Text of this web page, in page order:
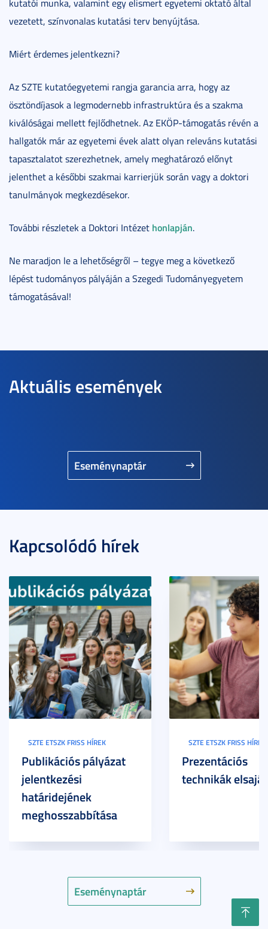
kutatói munka, valamint egy elismert egyetemi oktató által
vezetett, színvonalas kutatási terv benyújtása.
Miért érdemes jelentkezni?
Az SZTE kutatóegyetemi rangja garancia arra, hogy az
ösztöndíjasok a legmodernebb infrastruktúra és a szakma
kiválóságai mellett fejlődhetnek. Az EKÖP-támogatás révén a
hallgatók már az egyetemi évek alatt olyan releváns kutatási
tapasztalatot szerezhetnek, amely meghatározó előnyt
jelenthet a későbbi szakmai karrierjük során vagy a doktori
tanulmányok megkezdésekor.
További részletek a Doktori Intézet honlapján.
Ne maradjon le a lehetőségről – tegye meg a következő
lépést tudományos pályáján a Szegedi Tudományegyetem
támogatásával!
Aktuális események
Eseménynaptár
Kapcsolódó hírek
Eseménynaptár
SZTE ETSZK FRISS HÍREK
Publikációs pályázat
jelentkezési
határidejének
meghosszabbítása
SZTE ETSZK FRISS HÍREK
Prezentációs
technikák